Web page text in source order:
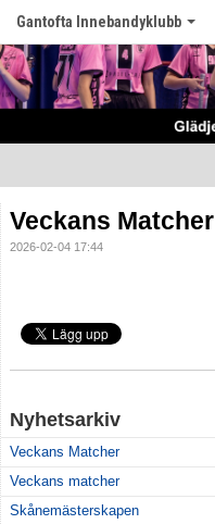
Gantofta Innebandyklubb
Nyheter
Våra lag
Matcher
Veckans Matcher
2026-02-04 17:44
Nyhetsarkiv
Veckans Matcher
Veckans matcher
Skånemästerskapen